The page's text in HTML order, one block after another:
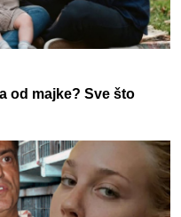
od majke? Sve što